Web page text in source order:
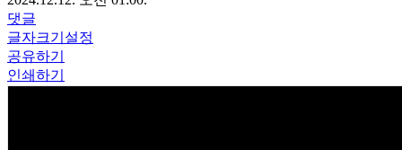
댓글
글자크기설정
공유하기
인쇄하기